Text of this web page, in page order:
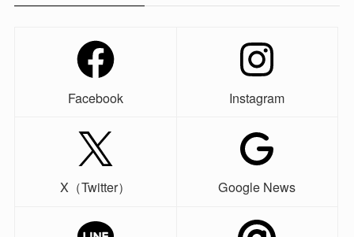
Facebook Instagram
X（Twitter） Google News